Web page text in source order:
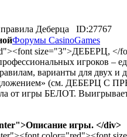
Деберца
ID:27767
Форумы CasinoGames
size="3">ДЕБЕРЦ, </
игроков
варианты для двух и
(см. ДЕБЕРЦ С
от игры БЕЛОТ.
игры. </div>